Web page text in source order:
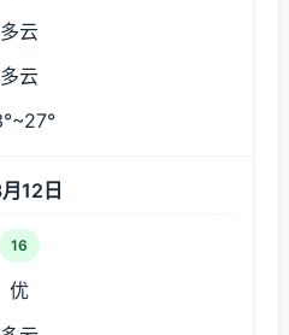
多云
多云
12日
16
优